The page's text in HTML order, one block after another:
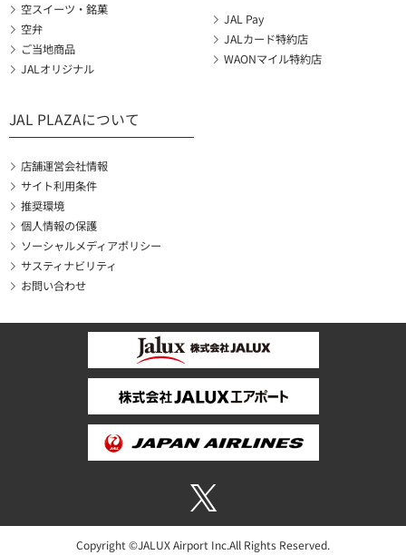
空スイーツ・銘菓
空弁
ご当地商品
JALオリジナル
JAL Pay
JALカード特約店
WAONマイル特約店
JAL PLAZAについて
店舗運営会社情報
サイト利用条件
推奨環境
個人情報の保護
ソーシャルメディアポリシー
サスティナビリティ
お問い合わせ
Copyright ©JALUX Airport Inc.All Rights Reserved.